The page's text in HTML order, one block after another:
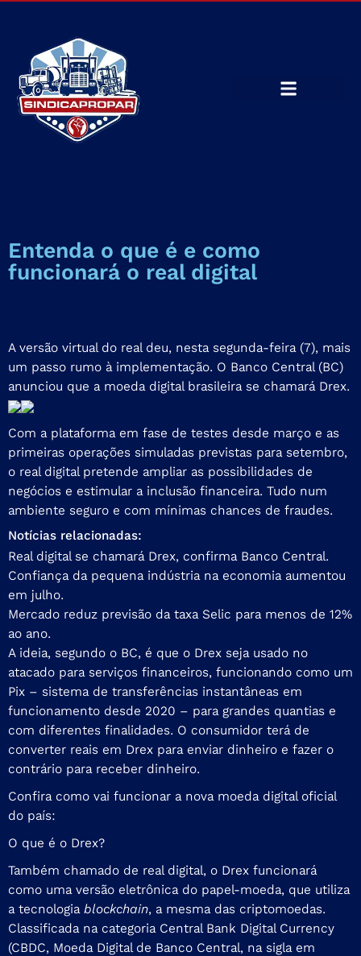
Entenda o que é e como
funcionará o real digital
A versão virtual do real deu, nesta segunda-feira (7), mais
um passo rumo à implementação. O Banco Central (BC)
anunciou que a moeda digital brasileira se chamará Drex.
Com a plataforma em fase de testes desde março e as
primeiras operações simuladas previstas para setembro,
o real digital pretende ampliar as possibilidades de
negócios e estimular a inclusão financeira. Tudo num
ambiente seguro e com mínimas chances de fraudes.
Notícias relacionadas:
Real digital se chamará Drex, confirma Banco Central.
Confiança da pequena indústria na economia aumentou
em julho.
Mercado reduz previsão da taxa Selic para menos de 12%
ao ano.
A ideia, segundo o BC, é que o Drex seja usado no
atacado para serviços financeiros, funcionando como um
Pix – sistema de transferências instantâneas em
funcionamento desde 2020 – para grandes quantias e
com diferentes finalidades. O consumidor terá de
converter reais em Drex para enviar dinheiro e fazer o
contrário para receber dinheiro.
Confira como vai funcionar a nova moeda digital oficial
do país:
O que é o Drex?
Também chamado de real digital, o Drex funcionará
como uma versão eletrônica do papel-moeda, que utiliza
a tecnologia blockchain, a mesma das criptomoedas.
Classificada na categoria Central Bank Digital Currency
(CBDC, Moeda Digital de Banco Central, na sigla em